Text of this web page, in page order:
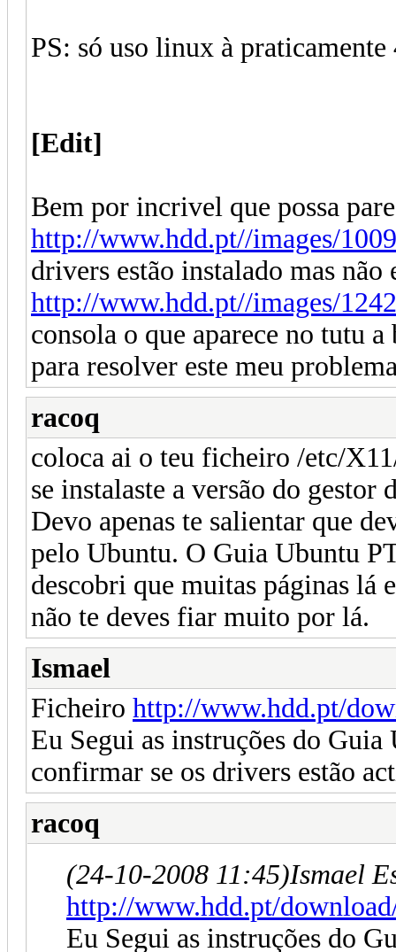
PS: só uso linux à praticamente
[Edit]
Bem por incrivel que possa
http://www.hdd.pt//images/
drivers estão instalado mas não
http://www.hdd.pt//images/
consola o que aparece no tutu
para resolver este meu
racoq
coloca ai o teu ficheiro /etc/
se instalaste a versão do
Devo apenas te salientar que
pelo Ubuntu. O Guia Ubuntu
descobri que muitas páginas lá
não te deves fiar muito por lá.
Ismael
Ficheiro http://www.hdd.pt/
Eu Segui as instruções do
confirmar se os drivers estão
racoq
(24-10-2008 11:45)Ismael
http://www.hdd.pt/
Eu Segui as instruções do